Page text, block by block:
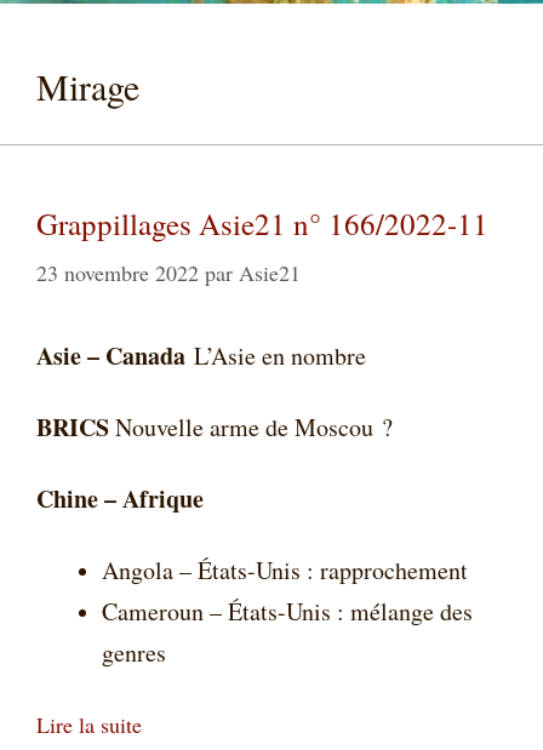
Mirage
Grappillages Asie21 n° 166/2022-11
23 novembre 2022 par Asie21
Asie – Canada L’Asie en nombre
BRICSNouvelle arme de Moscou ?
Chine – Afrique
Angola – États-Unis : rapprochement
Cameroun – États-Unis : mélange des
genres
Lire la suite